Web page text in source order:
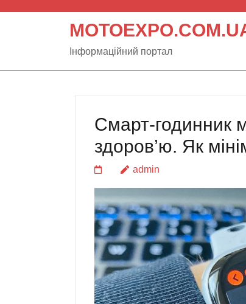
Інформаційний портал
Смарт-годинник
здоров’ю. Як
admin